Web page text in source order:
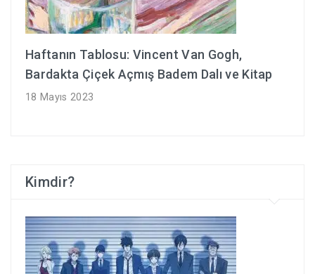
Haftanın Tablosu: Vincent Van Gogh,
Bardakta Çiçek Açmış Badem Dalı ve Kitap
18 Mayıs 2023
Kimdir?